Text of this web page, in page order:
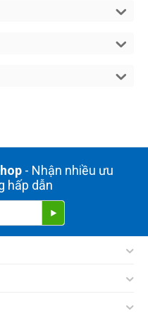
- Nhận nhiều ưu
hấp dẫn